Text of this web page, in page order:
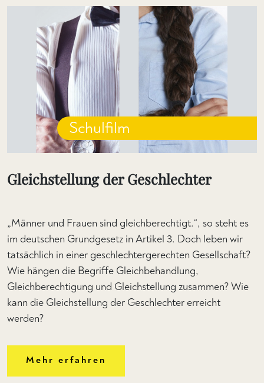
Schulfilm
Gleichstellung der Geschlechter
„Männer und Frauen sind gleichberechtigt.“, so steht es
im deutschen Grundgesetz in Artikel 3. Doch leben wir
tatsächlich in einer geschlechtergerechten Gesellschaft?
Wie hängen die Begriffe Gleichbehandlung,
Gleichberechtigung und Gleichstellung zusammen? Wie
kann die Gleichstellung der Geschlechter erreicht
werden?
Mehr erfahren